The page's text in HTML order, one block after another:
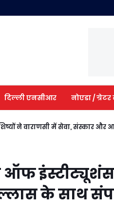
दिल्ली एनसीआर नोएडा / ग्रेटर
ने वाराणसी में सेवा, संस्कार और
के साथ